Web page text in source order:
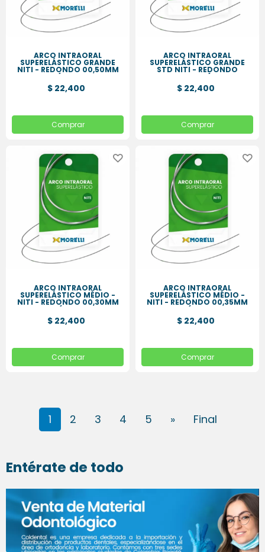
ARCO INTRAORAL
SUPERELÁSTICO GRANDE
NITI - REDONDO 00,50MM
(.020
$ 22,400
Comprar
ARCO INTRAORAL
SUPERELÁSTICO GRANDE
STD NITI - REDONDO
00,30MM (.012
$ 22,400
Comprar
ARCO INTRAORAL
SUPERELÁSTICO MÉDIO -
NITI - REDONDO 00,30MM
(.012
$ 22,400
Comprar
ARCO INTRAORAL
SUPERELÁSTICO MÉDIO -
NITI - REDONDO 00,35MM
(.014
$ 22,400
Comprar
1 2 3 4 5 » Final
Entérate de todo